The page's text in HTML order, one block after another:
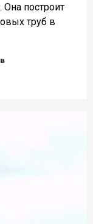
построит
труб в